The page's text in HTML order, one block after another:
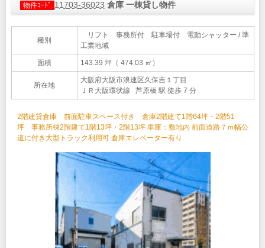
物件ｺｰﾄﾞ 11703-36023 倉庫 一棟貸し物件
種別
リフト 事務所付 駐車場付 電動シャッター / 準
工業地域
面積 143.39 坪（ 474.03 ㎡）
所在地
大阪府大阪市浪速区久保吉１丁目
ＪＲ大阪環状線 芦原橋 駅 徒歩 7 分
2階建貸倉庫 前面駐車スペース付き 倉庫2階建て1階64坪・2階51
坪 事務所棟2階建て1階13坪・2階13坪 車庫：敷地内 前面道路７ｍ幅公
道に付き大型トラック利用可 倉庫エレベーター有り